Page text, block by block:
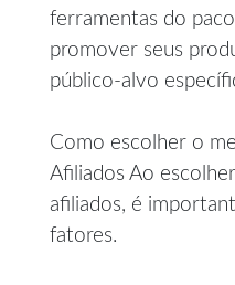
ferramentas do
promover seus
público-alvo
Como escolher o
Afiliados Ao
afiliados, é
fatores.